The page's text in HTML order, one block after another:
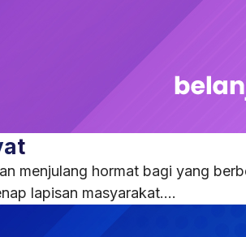
menjulang hormat bagi yang
lapisan masyarakat....